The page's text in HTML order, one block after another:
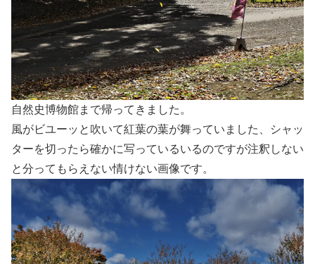
自然史博物館まで帰ってきました。
風がビユーッと吹いて紅葉の葉が舞っていました、シャッ
ターを切ったら確かに写っているいるのですが注釈しない
と分ってもらえない情けない画像です。